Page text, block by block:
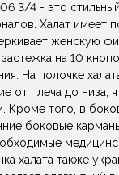
3/4 - это
Халат имеет
женскую
на 10
На полочке
от плеча до низа,
Кроме того, в
боковые
халата также